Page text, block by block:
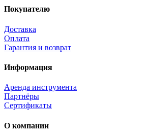
Покупателю
Доставка
Оплата
Гарантия и возврат
Информация
Аренда инструмента
Партнёры
Сертификаты
О компании